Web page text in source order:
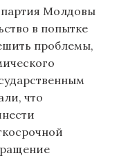
Молдовы
в попытке
проблемы,
что